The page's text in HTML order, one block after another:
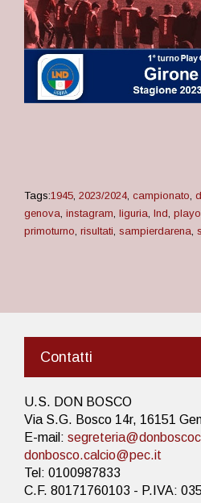
Tags:1945, 2023/2024, campionato,
genova, instagram, liguria, lnd,
primoturno, risultati, sampierdarena,
Contatti
U.S. DON BOSCO
Via S.G. Bosco 14r, 16151
E-mail:
donbosco.calcio@pec.it
Tel: 0100987833
C.F. 80171760103 - P.IVA: